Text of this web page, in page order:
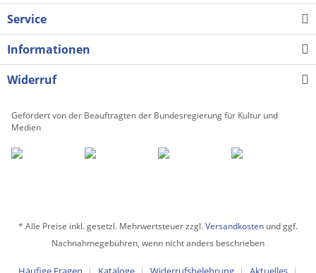
Service
Informationen
Widerruf
Gefördert von der Beauftragten der Bundesregierung für Kultur und
Medien
* Alle Preise inkl. gesetzl. Mehrwertsteuer zzgl.Versandkosten und ggf.
Nachnahmegebühren, wenn nicht anders beschrieben